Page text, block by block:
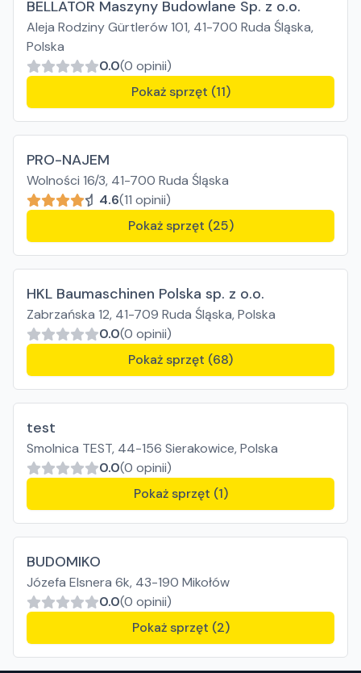
BELLATOR Maszyny Budowlane Sp. z o.o.
Aleja Rodziny Gürtlerów 101, 41-700 Ruda Śląska,
Polska
0.0(0 opinii)
Pokaż sprzęt (11)
PRO-NAJEM
Wolności 16/3, 41-700 Ruda Śląska
4.6(11 opinii)
Pokaż sprzęt (25)
HKL Baumaschinen Polska sp. z o.o.
Zabrzańska 12, 41-709 Ruda Śląska, Polska
0.0(0 opinii)
Pokaż sprzęt (68)
test
Smolnica TEST, 44-156 Sierakowice, Polska
0.0(0 opinii)
Pokaż sprzęt (1)
BUDOMIKO
Józefa Elsnera 6k, 43-190 Mikołów
0.0(0 opinii)
Pokaż sprzęt (2)